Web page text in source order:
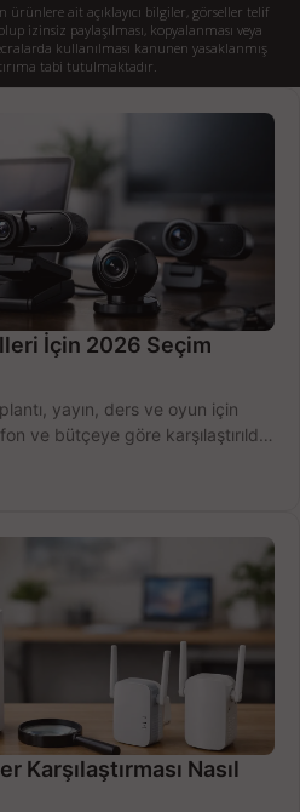
ait açıklayıcı bilgiler, görseller telif
izinsiz paylaşılması, kopyalanması veya
kullanılması kanunen yasaklanmış
tabi tutulmaktadır.
İçin 2026 Seçim
yayın, ders ve oyun için
ve bütçeye göre karşılaştırıldı.
Karşılaştırması Nasıl